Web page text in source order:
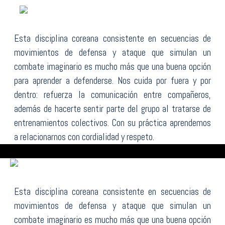
Esta disciplina coreana consistente en secuencias de
movimientos de defensa y ataque que simulan un
combate imaginario es mucho más que una buena opción
para aprender a defenderse. Nos cuida por fuera y por
dentro: refuerza la comunicación entre compañeros,
además de hacerte sentir parte del grupo al tratarse de
entrenamientos colectivos. Con su práctica aprendemos
a relacionarnos con cordialidad y respeto.
Esta disciplina coreana consistente en secuencias de
movimientos de defensa y ataque que simulan un
combate imaginario es mucho más que una buena opción